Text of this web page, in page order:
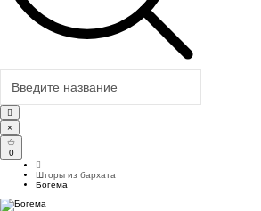
×
0
Шторы из бархата
Богема